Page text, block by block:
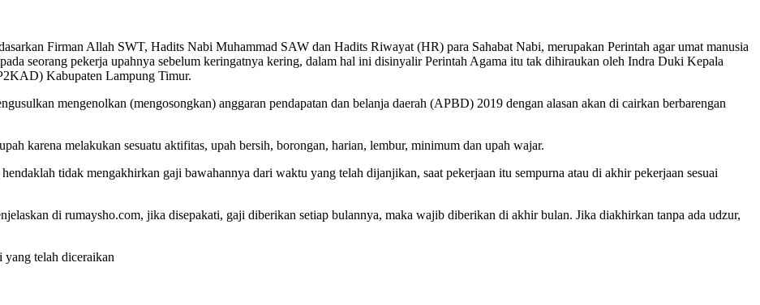
Firman Allah SWT, Hadits Nabi Muhammad SAW dan Hadits Riwayat (HR) para Sahabat Nabi, merupakan Perintah agar umat manusia
seorang pekerja upahnya sebelum keringatnya kering, dalam hal ini disinyalir Perintah Agama itu tak dihiraukan oleh Indra Duki Kepala
Kabupaten Lampung Timur.
mengenolkan (mengosongkan) anggaran pendapatan dan belanja daerah (APBD) 2019 dengan alasan akan di cairkan berbarengan
karena melakukan sesuatu aktifitas, upah bersih, borongan, harian, lembur, minimum dan upah wajar.
tidak mengakhirkan gaji bawahannya dari waktu yang telah dijanjikan, saat pekerjaan itu sempurna atau di akhir pekerjaan sesuai
di rumaysho.com, jika disepakati, gaji diberikan setiap bulannya, maka wajib diberikan di akhir bulan. Jika diakhirkan tanpa ada udzur,
yang telah diceraikan